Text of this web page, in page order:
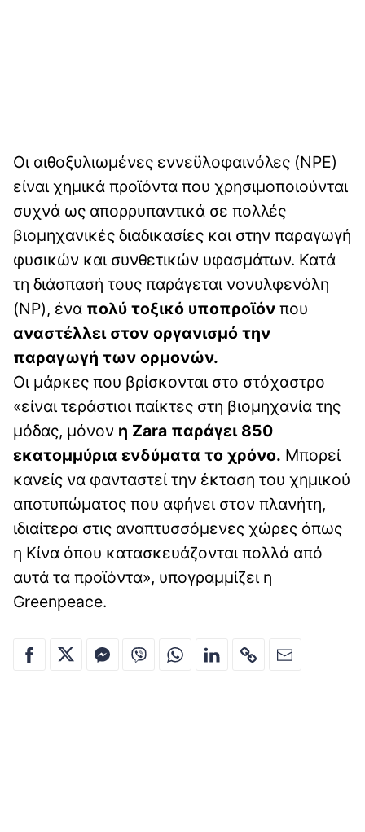
Οι αιθοξυλιωμένες εννεϋλοφαινόλες (NPE)
είναι χημικά προϊόντα που χρησιμοποιούνται
συχνά ως απορρυπαντικά σε πολλές
βιομηχανικές διαδικασίες και στην παραγωγή
φυσικών και συνθετικών υφασμάτων. Κατά
τη διάσπασή τους παράγεται νονυλφενόλη
(NP), ένα πολύ τοξικό υποπροϊόν που
αναστέλλει στον οργανισμό την
παραγωγή των ορμονών.
Οι μάρκες που βρίσκονται στο στόχαστρο
«είναι τεράστιοι παίκτες στη βιομηχανία της
μόδας, μόνον η Zara παράγει 850
εκατομμύρια ενδύματα το χρόνο. Μπορεί
κανείς να φανταστεί την έκταση του χημικού
αποτυπώματος που αφήνει στον πλανήτη,
ιδιαίτερα στις αναπτυσσόμενες χώρες όπως
η Κίνα όπου κατασκευάζονται πολλά από
αυτά τα προϊόντα», υπογραμμίζει η
Greenpeace.